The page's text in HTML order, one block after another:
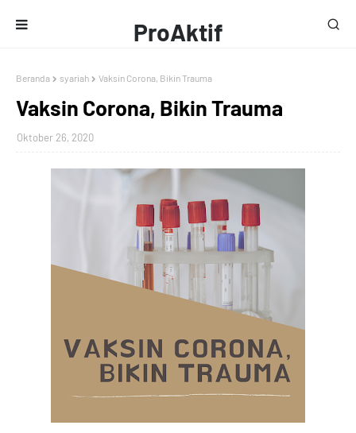
ProAktif
Media
Beranda syariah Vaksin Corona, Bikin Trauma
Vaksin Corona, Bikin Trauma
Oktober 26, 2020